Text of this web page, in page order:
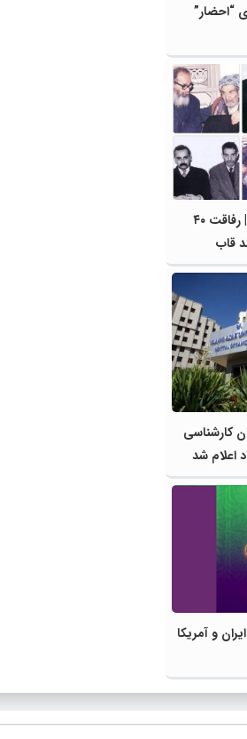
“احضار”
سایه در هندسه زمان – ۱۵| رفاقت ۴۰
قاب
کارشناسی
اعلام شد
و آمریکا